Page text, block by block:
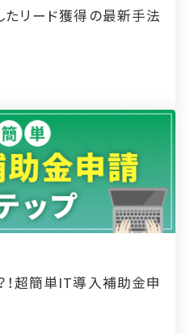
たリード獲得の最新手法
！超簡単IT導入補助金申